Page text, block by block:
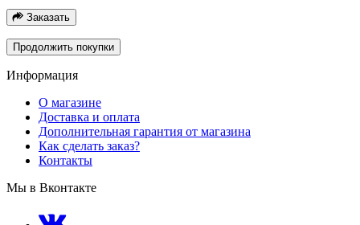
Заказать
Продолжить покупки
Информация
О магазине
Доставка и оплата
Дополнительная гарантия от магазина
Как сделать заказ?
Контакты
Мы в Вконтакте